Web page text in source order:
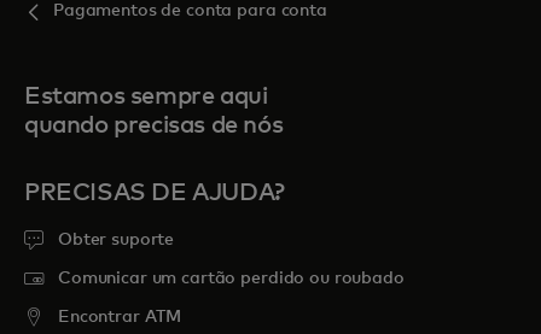
Pagamentos de conta para conta
Estamos sempre aqui
quando precisas de nós
PRECISAS DE AJUDA?
Obter suporte
Comunicar um cartão perdido ou roubado
Encontrar ATM